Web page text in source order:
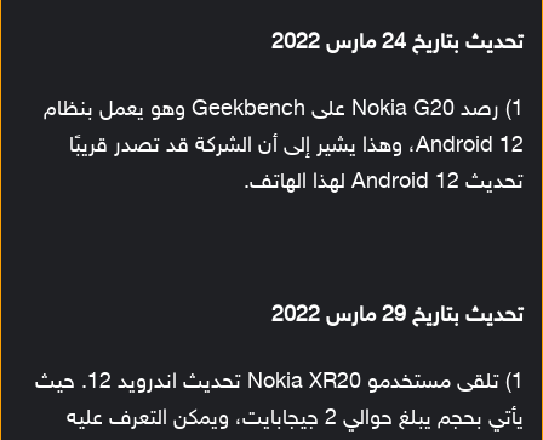
تحديث بتاريخ 24 مارس 2022
1) رصد Nokia G20 على Geekbench وهو يعمل بنظام
Android 12، وهذا يشير إلى أن الشركة قد تصدر قريبًا
تحديث Android 12 لهذا الهاتف.
تحديث بتاريخ 29 مارس 2022
1) تلقى مستخدمو Nokia XR20 تحديث اندرويد 12. حيث
يأتي بحجم يبلغ حوالي 2 جيجابايت، ويمكن التعرف عليه